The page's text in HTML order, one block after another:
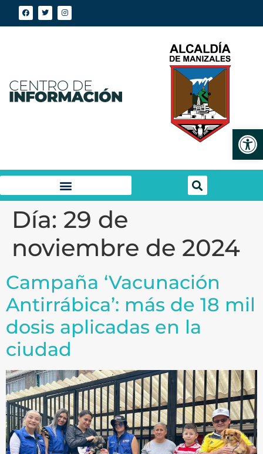
Día: 29 de
noviembre de 2024
Campaña ‘Vacunación
Antirrábica’: más de 18 mil
dosis aplicadas en la
ciudad